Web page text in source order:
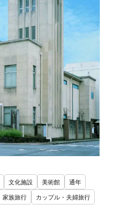
文化施設 美術館
通年
家族旅行
カップル・夫婦旅行